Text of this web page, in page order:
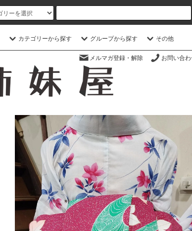
カテゴリーから探す グループから探す その他
メルマガ登録・解除 お問い合